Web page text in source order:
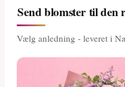
Send blomster til den
Vælg anledning - leveret i